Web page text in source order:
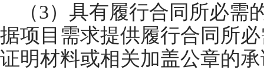
（3）具有履行合同所必
据项目需求提供履行合同所
证明材料或相关加盖公章的